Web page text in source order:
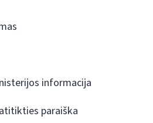
informacija
paraiška